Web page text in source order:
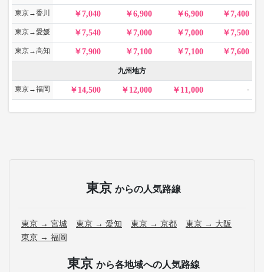
東京→香川 7,040 6,900 6,900 7,400
東京→愛媛 7,540 7,000 7,000 7,500
東京→高知 7,900 7,100 7,100 7,600
九州地方
東京→福岡 14,500 12,000 11,000 -
東京 からの人気路線
東京 → 宮城 東京 → 愛知 東京 → 京都
東京 → 大阪
東京 → 福岡
東京 から各地域への人気路線